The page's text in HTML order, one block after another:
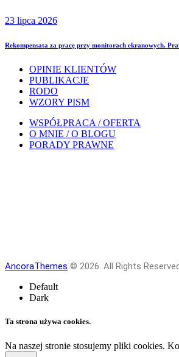
23 lipca 2026
Rekompensata za pracę przy monitorach ekranowych.
OPINIE KLIENTÓW
PUBLIKACJE
RODO
WZORY PISM
WSPÓŁPRACA / OFERTA
O MNIE / O BLOGU
PORADY PRAWNE
AncoraThemes © 2026. All Rights
Default
Dark
Ta strona używa cookies.
Na naszej stronie stosujemy pliki cookies.